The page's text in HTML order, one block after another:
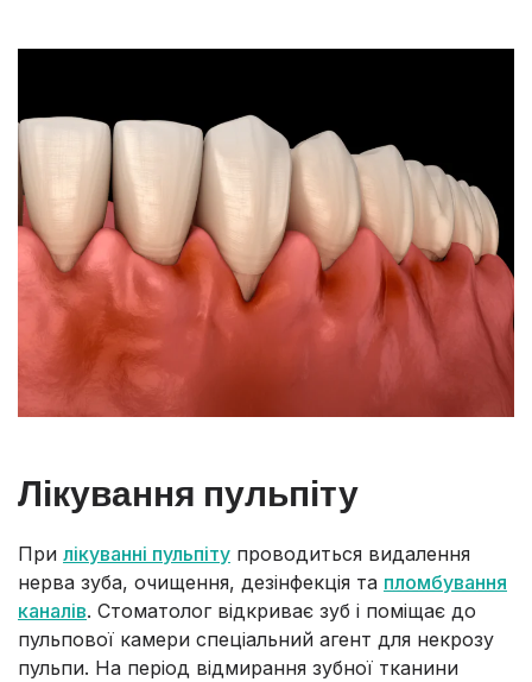
Лікування пульпіту
При лікуванні пульпіту проводиться видалення
нерва зуба, очищення, дезінфекція та пломбування
каналів. Стоматолог відкриває зуб і поміщає до
пульпової камери спеціальний агент для некрозу
пульпи. На період відмирання зубної тканини